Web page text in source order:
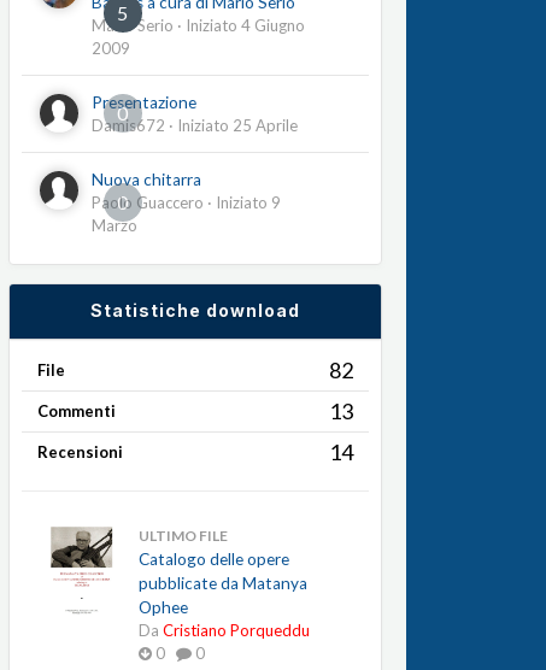
5
Mario Serio · Iniziato 4 Giugno
2009
0
Presentazione
Damis672 · Iniziato 25 Aprile
0
Nuova chitarra
Paolo Guaccero · Iniziato 9
Marzo
Statistiche download
File 82
Commenti 13
Recensioni 14
ULTIMO FILE
Catalogo delle opere
pubblicate da Matanya
Ophee
Da Cristiano Porqueddu
0
0